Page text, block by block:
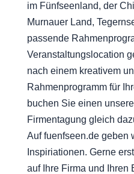
im Fünfseenland, der
Murnauer Land,
passende
Veranstaltungslocation
nach einem kreativem
Rahmenprogramm für
buchen Sie einen
Firmentagung gleich
Auf fuenfseen.de geben
Inspiriationen. Gerne
auf Ihre Firma und Ihren